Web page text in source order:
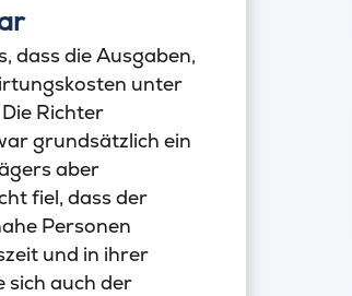
dass die Ausgaben,
unter
Richter
grundsätzlich ein
aber
fiel, dass der
Personen
und in ihrer
sich auch der